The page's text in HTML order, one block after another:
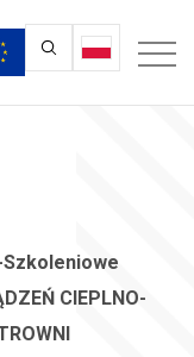
CIEPLNO-